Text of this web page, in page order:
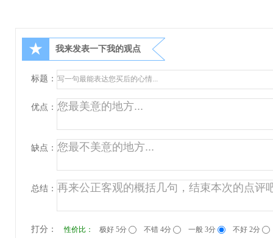
★ 我来发表一下我的观点
标题：
优点：
缺点：
总结：
打分： 性价比： 极好 5分 不错 4分 一般 3分 不好 2分